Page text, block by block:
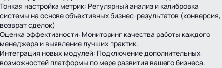
Тонкая настройка метрик: Регулярный анализ и калибровка
системы на основе объективных бизнес-результатов (конверсия,
возврат сделок).
Оценка эффективности: Мониторинг качества работы каждого
менеджера и выявление лучших практик.
Интеграция новых модулей: Подключение дополнительных
возможностей платформы по мере развития вашего бизнеса.